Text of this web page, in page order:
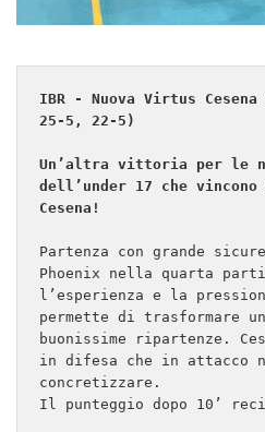
IBR - Nuova Virtus
25-5, 22-5)
Un’altra vittoria per le
dell’under 17 che
Cesena!
Partenza con grande
Phoenix nella quarta
l’esperienza e la
permette di trasformare
buonissime ripartenze.
in difesa che in attacco
concretizzare.
Il punteggio dopo 10’